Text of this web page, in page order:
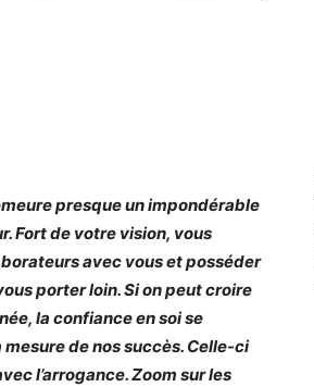
presque un impondérable
Fort de votre vision, vous
avec vous et posséder
porter loin. Si on peut croire
la confiance en soi se
de nos succès. Celle-ci
l’arrogance. Zoom sur les